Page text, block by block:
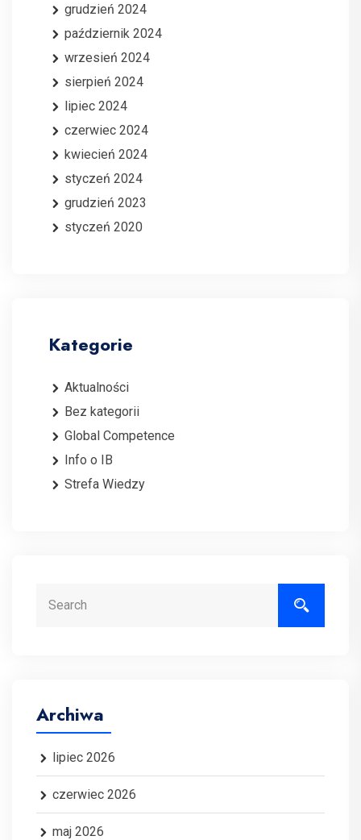
grudzień 2024
październik 2024
wrzesień 2024
sierpień 2024
lipiec 2024
czerwiec 2024
kwiecień 2024
styczeń 2024
grudzień 2023
styczeń 2020
Kategorie
Aktualności
Bez kategorii
Global Competence
Info o IB
Strefa Wiedzy
Archiwa
lipiec 2026
czerwiec 2026
maj 2026